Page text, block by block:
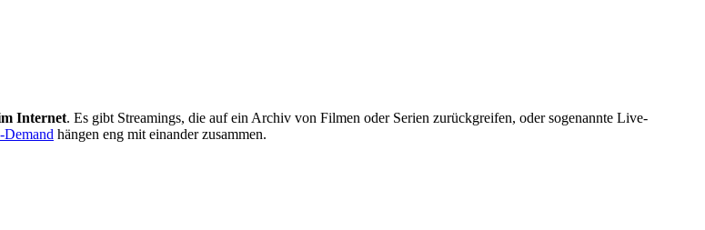
Internet. Es gibt Streamings, die auf ein Archiv von Filmen oder Serien zurückgreifen, oder sogenannte Live-
hängen eng mit einander zusammen.